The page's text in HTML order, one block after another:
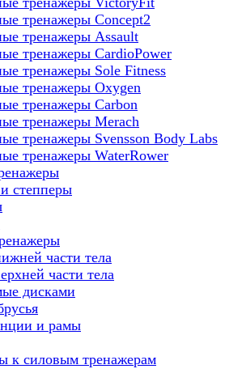
тренажеры Concept2
тренажеры Assault
тренажеры CardioPower
тренажеры Sole Fitness
тренажеры Oxygen
тренажеры Carbon
тренажеры Merach
тренажеры Svensson Body Labs
тренажеры WaterRower
степперы
части тела
части тела
дисками
и рамы
к силовым тренажерам